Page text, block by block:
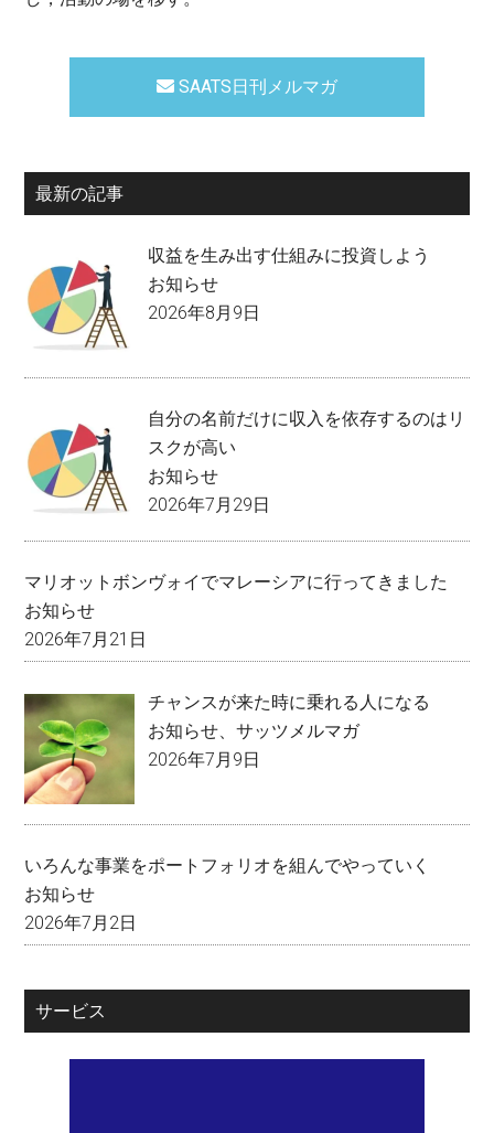
SAATS日刊メルマガ
最新の記事
収益を生み出す仕組みに投資しよう
お知らせ
2026年8月9日
自分の名前だけに収入を依存するのはリ
スクが高い
お知らせ
2026年7月29日
マリオットボンヴォイでマレーシアに行ってきました
お知らせ
2026年7月21日
チャンスが来た時に乗れる人になる
お知らせ 、サッツメルマガ
2026年7月9日
いろんな事業をポートフォリオを組んでやっていく
お知らせ
2026年7月2日
サービス